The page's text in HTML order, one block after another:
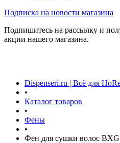
Подписка на новости магазина
Подпишитесь на рассылку и
акции нашего магазина.
Dispenseri.ru | Всё для
•
Каталог товаров
•
Фены
•
Фен для сушки волос